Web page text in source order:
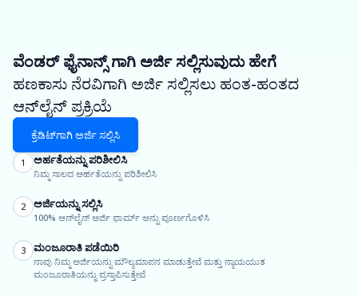
ವೆಂಡರ್ ಫೈನಾನ್ಸ್ ಗಾಗಿ ಅರ್ಜಿ ಸಲ್ಲಿಸುವುದು ಹೇಗೆ
ಹಣಕಾಸು ನೆರವಿಗಾಗಿ ಅರ್ಜಿ ಸಲ್ಲಿಸಲು ಹಂತ-ಹಂತದ
ಆನ್‌ಲೈನ್ ಪ್ರಕ್ರಿಯೆ
ಕ್ರೆಡಿಟ್‌ಗಾಗಿ ಅರ್ಜಿ ಸಲ್ಲಿಸಿ
1 ಅರ್ಹತೆಯನ್ನು ಪರಿಶೀಲಿಸಿ
ನಿಮ್ಮ ಸಾಲದ ಅರ್ಹತೆಯನ್ನು ಪರಿಶೀಲಿಸಿ
2 ಅರ್ಜಿಯನ್ನು ಸಲ್ಲಿಸಿ
100% ಆನ್‌ಲೈನ್ ಅರ್ಜಿ ಫಾರ್ಮ್ ಅನ್ನು ಪೂರ್ಣಗೊಳಿಸಿ
3 ಮಂಜೂರಾತಿ ಪಡೆಯಿರಿ
ನಾವು ನಿಮ್ಮ ಅರ್ಜಿಯನ್ನು ಮೌಲ್ಯಮಾಪನ ಮಾಡುತ್ತೇವೆ ಮತ್ತು ನ್ಯಾಯಯುತ
ಮಂಜೂರಾತಿಯನ್ನು ಪ್ರಸ್ತಾಪಿಸುತ್ತೇವೆ